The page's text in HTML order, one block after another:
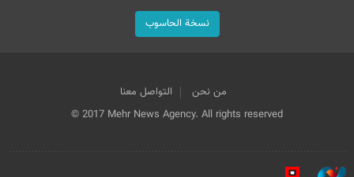
نسخة الحاسوب
من نحن
التواصل معنا
© 2017 Mehr News Agency. All rights reserved